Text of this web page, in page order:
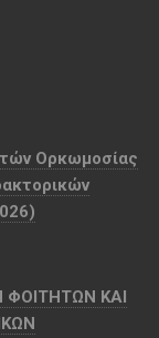
Ορκωμοσίας
ΚΑΙ